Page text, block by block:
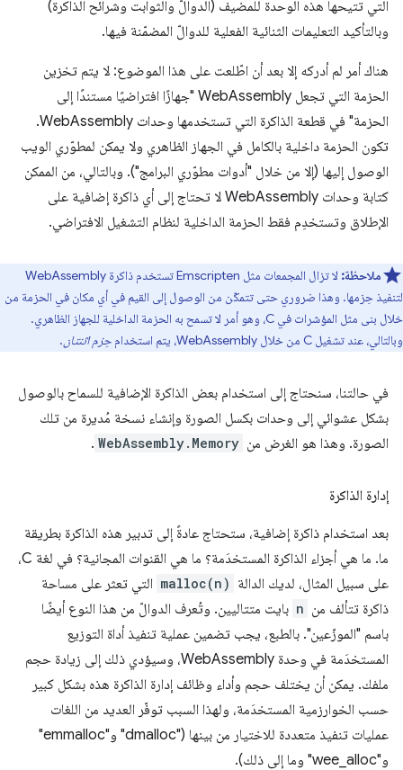
التي تتيحها هذه الوحدة للمضيف (الدوالّ والثوابت وشرائح الذاكرة)
وبالتأكيد التعليمات الثنائية الفعلية للدوالّ المضمّنة فيها.
هناك أمر لم أدركه إلا بعد أن اطّلعت على هذا الموضوع: لا يتم تخزين
الحزمة التي تجعل WebAssembly "جهازًا افتراضيًا مستندًا إلى
الحزمة" في قطعة الذاكرة التي تستخدمها وحدات WebAssembly.
تكون الحزمة داخلية بالكامل في الجهاز الظاهري ولا يمكن لمطوّري الويب
الوصول إليها (إلا من خلال "أدوات مطوّري البرامج"). وبالتالي، من الممكن
كتابة وحدات WebAssembly لا تحتاج إلى أي ذاكرة إضافية على
الإطلاق وتستخدِم فقط الحزمة الداخلية لنظام التشغيل الافتراضي.
ملاحظة:
لا تزال المجمعات مثل Emscripten تستخدم ذاكرة WebAssembly
لتنفيذ حِزمها. وهذا ضروري حتى تتمكّن من الوصول إلى القيم في أي مكان في الحزمة من
خلال بنى مثل المؤشرات في C، وهو أمر لا تسمح به الحزمة الداخلية للجهاز الظاهري.
وبالتالي، عند تشغيل C من خلال WebAssembly، يتم استخدام
حِزم اثنتان.
في حالتنا، سنحتاج إلى استخدام بعض الذاكرة الإضافية للسماح بالوصول
بشكل عشوائي إلى وحدات بكسل الصورة وإنشاء نسخة مُديرة من تلك
الصورة. وهذا هو الغرض من WebAssembly.Memory
.
إدارة الذاكرة
بعد استخدام ذاكرة إضافية، ستحتاج عادةً إلى تدبير هذه الذاكرة بطريقة
ما. ما هي أجزاء الذاكرة المستخدَمة؟ ما هي القنوات المجانية؟ في لغة C،
على سبيل المثال، لديك الدالة malloc(n) التي تعثر على مساحة
ذاكرة تتألف من n بايت متتاليين. وتُعرف الدوالّ من هذا النوع أيضًا
باسم "الموزّعين". بالطبع، يجب تضمين عملية تنفيذ أداة التوزيع
المستخدَمة في وحدة WebAssembly، وسيؤدي ذلك إلى زيادة حجم
ملفك. يمكن أن يختلف حجم وأداء وظائف إدارة الذاكرة هذه بشكل كبير
حسب الخوارزمية المستخدَمة، ولهذا السبب توفّر العديد من اللغات
عمليات تنفيذ متعددة للاختيار من بينها ("dmalloc" و"emmalloc"
و"wee_alloc" وما إلى ذلك).